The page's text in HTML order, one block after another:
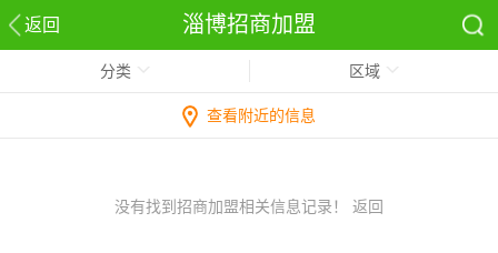
返回 淄博招商加盟
分类 区域
查看附近的信息
没有找到招商加盟相关信息记录！ 返回